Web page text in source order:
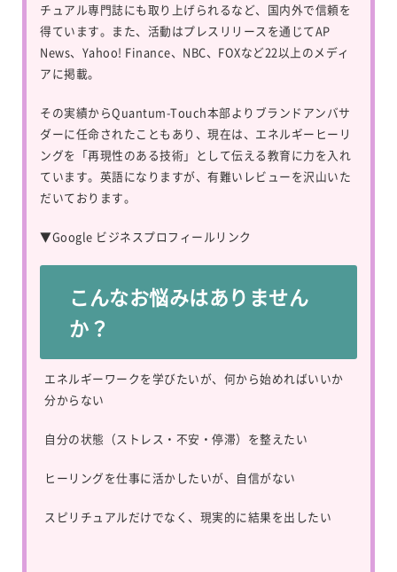
チュアル専門誌にも取り上げられるなど、国内外で信頼を
得ています。また、活動はプレスリリースを通じてAP
News、Yahoo! Finance、NBC、FOXなど22以上のメディ
アに掲載。
その実績からQuantum-Touch本部よりブランドアンバサ
ダーに任命されたこともあり、現在は、エネルギーヒーリ
ングを「再現性のある技術」として伝える教育に力を入れ
ています。英語になりますが、有難いレビューを沢山いた
だいております。
▼Google ビジネスプロフィールリンク
こんなお悩みはありません
か？
エネルギーワークを学びたいが、何から始めればいいか
分からない
自分の状態（ストレス・不安・停滞）を整えたい
ヒーリングを仕事に活かしたいが、自信がない
スピリチュアルだけでなく、現実的に結果を出したい